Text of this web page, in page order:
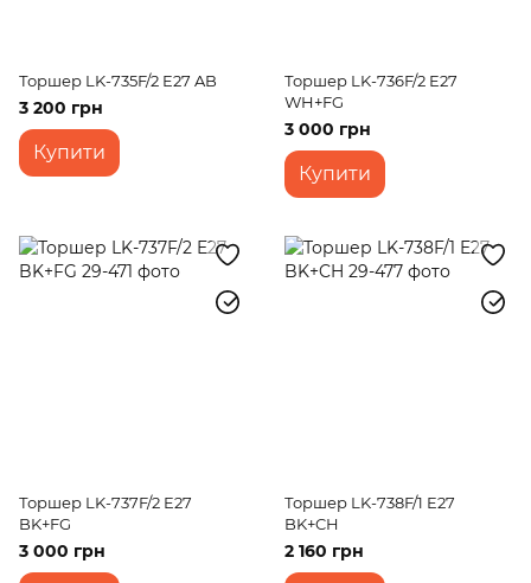
Торшер LK-735F/2 E27 AB
3 200 грн
Купити
Торшер LK-736F/2 E27
WH+FG
3 000 грн
Купити
Торшер LK-737F/2 E27
BK+FG
3 000 грн
Торшер LK-738F/1 E27
BK+CH
2 160 грн